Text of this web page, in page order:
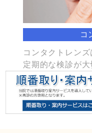
コ
コンタクトレン
定期的な検診が大